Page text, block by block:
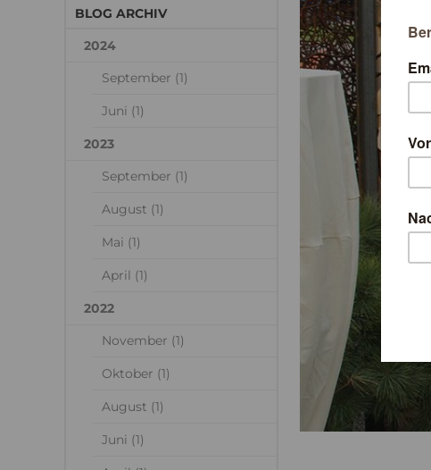
BLOG ARCHIV
2024
September (1)
Juni (1)
2023
September (1)
August (1)
Mai (1)
April (1)
2022
November (1)
Oktober (1)
August (1)
Juni (1)